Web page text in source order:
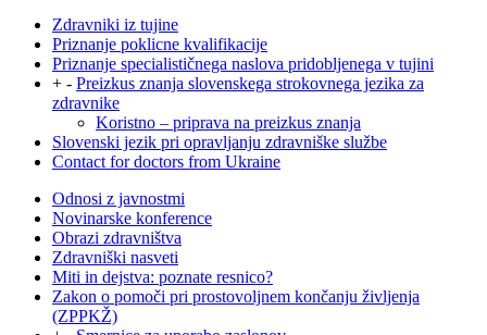
Zdravniki iz tujine
Priznanje poklicne kvalifikacije
Priznanje specialističnega naslova pridobljenega v tujini
+ - Preizkus znanja slovenskega strokovnega jezika za
zdravnike
Koristno – priprava na preizkus znanja
Slovenski jezik pri opravljanju zdravniške službe
Contact for doctors from Ukraine
Odnosi z javnostmi
Novinarske konference
Obrazi zdravništva
Zdravniški nasveti
Miti in dejstva: poznate resnico?
Zakon o pomoči pri prostovoljnem končanju življenja
(ZPPKŽ)